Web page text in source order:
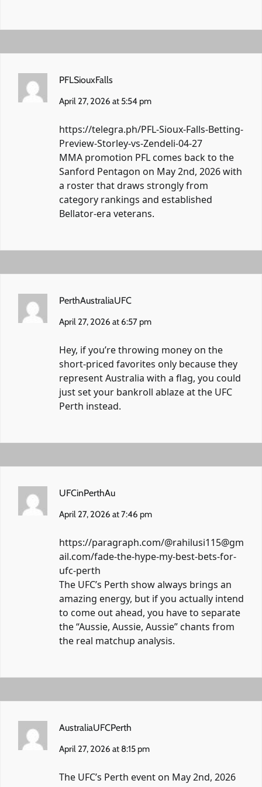
PFLSiouxFalls
April 27, 2026 at 5:54 pm
https://telegra.ph/PFL-Sioux-Falls-Betting-
Preview-Storley-vs-Zendeli-04-27
MMA promotion PFL comes back to the
Sanford Pentagon on May 2nd, 2026 with
a roster that draws strongly from
category rankings and established
Bellator-era veterans.
PerthAustraliaUFC
April 27, 2026 at 6:57 pm
Hey, if you’re throwing money on the
short-priced favorites only because they
represent Australia with a flag, you could
just set your bankroll ablaze at the UFC
Perth instead.
UFCinPerthAu
April 27, 2026 at 7:46 pm
https://paragraph.com/@rahilusi115@gm
ail.com/fade-the-hype-my-best-bets-for-
ufc-perth
The UFC’s Perth show always brings an
amazing energy, but if you actually intend
to come out ahead, you have to separate
the “Aussie, Aussie, Aussie” chants from
the real matchup analysis.
AustraliaUFCPerth
April 27, 2026 at 8:15 pm
The UFC’s Perth event on May 2nd, 2026